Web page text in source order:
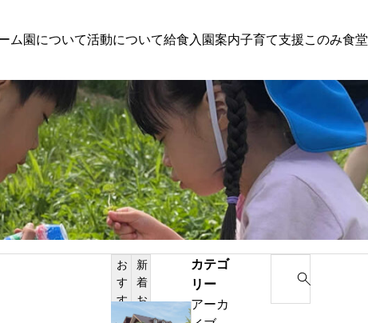
ム 園について活動について給食 入園案内子育て支援このみ食堂
討者向けの方へのお知らせ
子育て支援
体験保育参加者募集
PILATES
ルテキスト。サンプルテキスト。
お
す
す
め
新
着
お
知
わ
カテゴ
リー
アーカ
a